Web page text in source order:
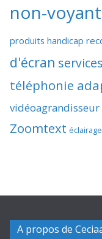
non-voyant
produits handicap
d'écran
téléphonie
vidéoagrandisseur
Zoomtext
A propos de